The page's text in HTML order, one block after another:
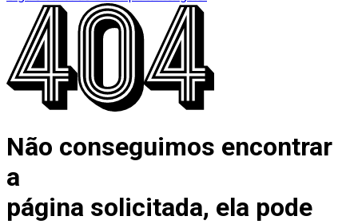
Não conseguimos encontrar
a
página solicitada, ela pode